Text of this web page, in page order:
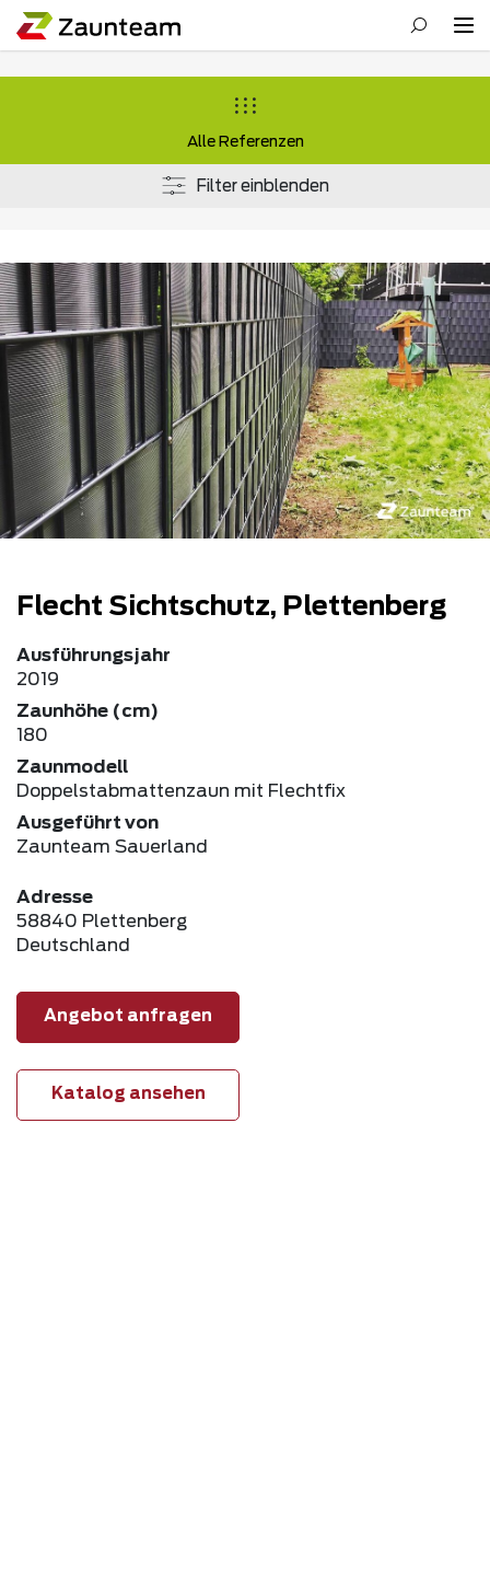
Alle Referenzen
Filter einblenden
Flecht Sichtschutz, Plettenberg
Ausführungsjahr
2019
Zaunhöhe (cm)
180
Zaunmodell
Doppelstabmattenzaun mit Flechtfix
Ausgeführt von
Zaunteam Sauerland
Adresse
58840 Plettenberg
Deutschland
Angebot anfragen
Katalog ansehen